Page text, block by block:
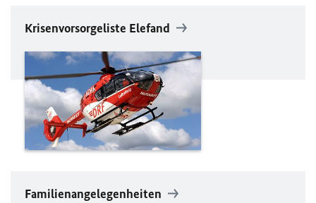
Krisenvorsorgeliste Elefand
Familienangelegenheiten